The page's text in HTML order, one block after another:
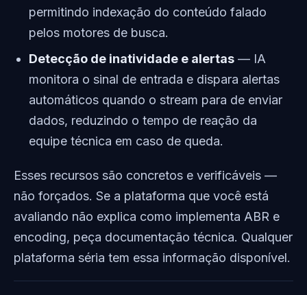
permitindo indexação do conteúdo falado
pelos motores de busca.
Detecção de inatividade e alertas — IA
monitora o sinal de entrada e dispara alertas
automáticos quando o stream para de enviar
dados, reduzindo o tempo de reação da
equipe técnica em caso de queda.
Esses recursos são concretos e verificáveis —
não forçados. Se a plataforma que você está
avaliando não explica como implementa ABR e
encoding, peça documentação técnica. Qualquer
plataforma séria tem essa informação disponível.